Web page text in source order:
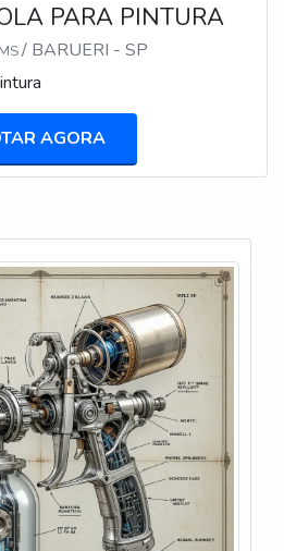
PARA PINTURA
/ BARUERI - SP
AGORA